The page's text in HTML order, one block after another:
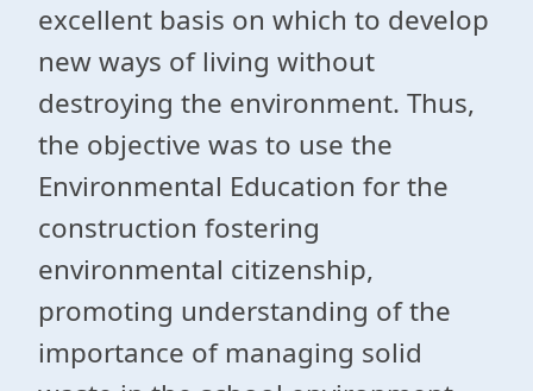
excellent basis on which to develop
new ways of living without
destroying the environment. Thus,
the objective was to use the
Environmental Education for the
construction fostering
environmental citizenship,
promoting understanding of the
importance of managing solid